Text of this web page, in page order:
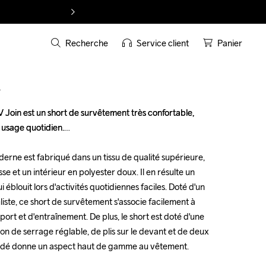
Recherche Service client Panier
Join est un short de survêtement très confortable,
quotidien.
est fabriqué dans un tissu de qualité supérieure,
et un intérieur en polyester doux. Il en résulte un
lors d'activités quotidiennes faciles. Doté d'un
ce short de survêtement s'associe facilement à
et d'entraînement. De plus, le short est doté d'une
de serrage réglable, de plis sur le devant et de deux
donne un aspect haut de gamme au vêtement.
Join est un short de survêtement très confortable,
quotidien.
est fabriqué dans un tissu de qualité supérieure,
et un intérieur en polyester doux. Il en résulte un
lors d'activités quotidiennes faciles. Doté d'un
ce short de survêtement s'associe facilement à
et d'entraînement. De plus, le short est doté d'une
de serrage réglable, de plis sur le devant et de deux
donne un aspect haut de gamme au vêtement.